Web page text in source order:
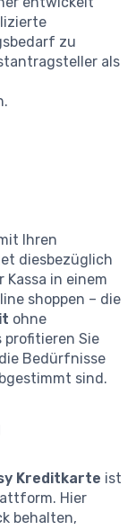
zu
als
Ihren
diesbezüglich
Kassa in einem
shoppen – die
ohne
profitieren Sie
Bedürfnisse
sind.
Kreditkarte ist
Hier
behalten,